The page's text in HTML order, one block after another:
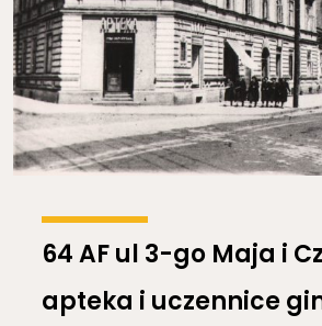
64 AF ul 3-go Maja i
apteka i uczennice